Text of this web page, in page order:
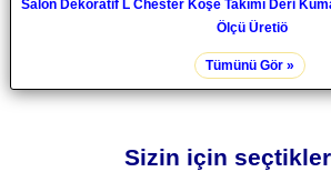
Salon Dekoratif L Chester Köşe Takımı Deri
Ölçü Üretiö
Tümünü Gör »
Sizin için